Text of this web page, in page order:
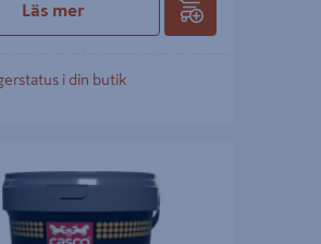
Läs mer
i din butik